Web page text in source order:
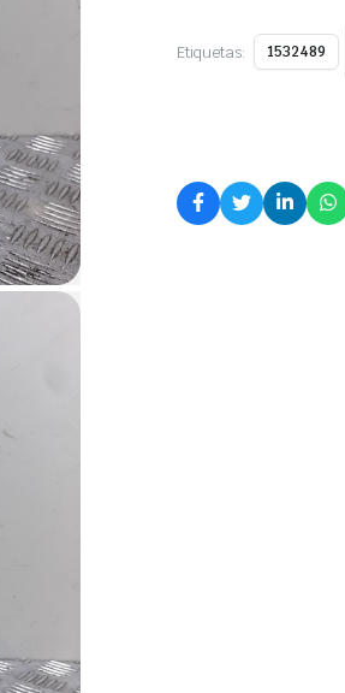
Etiquetas: 1532489